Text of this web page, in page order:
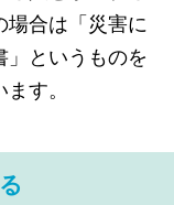
場合は「災害に
」というものを
す。